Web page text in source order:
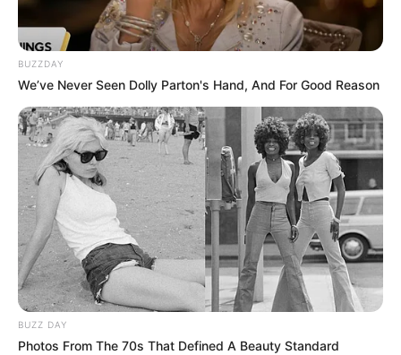
BUZZDAY
We’ve Never Seen Dolly Parton's Hand, And For Good Reason
BUZZ DAY
Photos From The 70s That Defined A Beauty Standard